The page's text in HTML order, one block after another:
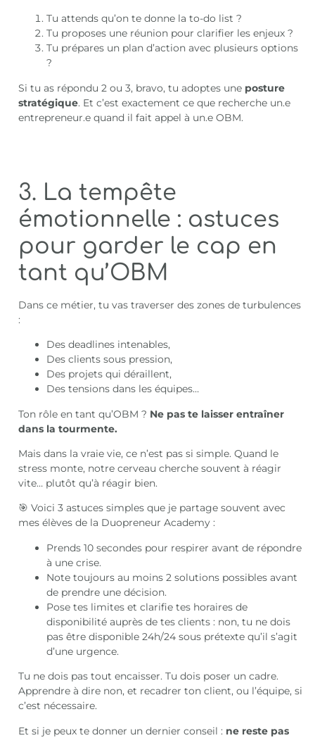
Tu attends qu’on te donne la to-do list ?
Tu proposes une réunion pour clarifier les enjeux ?
Tu prépares un plan d’action avec plusieurs options
?
Si tu as répondu 2 ou 3, bravo, tu adoptes une posture
stratégique. Et c’est exactement ce que recherche un.e
entrepreneur.e quand il fait appel à un.e OBM.
3. La tempête
émotionnelle : astuces
pour garder le cap en
tant qu’OBM
Dans ce métier, tu vas traverser des zones de turbulences
:
Des deadlines intenables,
Des clients sous pression,
Des projets qui déraillent,
Des tensions dans les équipes…
Ton rôle en tant qu’OBM ? Ne pas te laisser entraîner
dans la tourmente.
Mais dans la vraie vie, ce n’est pas si simple. Quand le
stress monte, notre cerveau cherche souvent à réagir
vite… plutôt qu’à réagir bien.
🎯 Voici 3 astuces simples que je partage souvent avec
mes élèves de la Duopreneur Academy :
Prends 10 secondes pour respirer avant de répondre
à une crise.
Note toujours au moins 2 solutions possibles avant
de prendre une décision.
Pose tes limites et clarifie tes horaires de
disponibilité auprès de tes clients : non, tu ne dois
pas être disponible 24h/24 sous prétexte qu’il s’agit
d’une urgence.
Tu ne dois pas tout encaisser. Tu dois poser un cadre.
Apprendre à dire non, et recadrer ton client, ou l’équipe, si
c’est nécessaire.
Et si je peux te donner un dernier conseil : ne reste pas